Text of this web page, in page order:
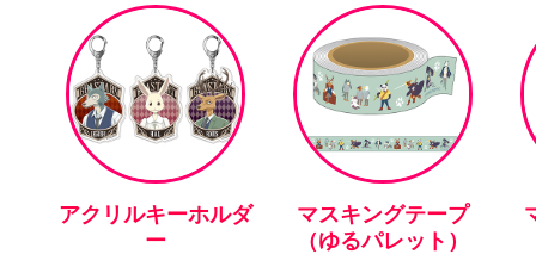
アクリルキーホルダ
ー
マスキングテープ
（ゆるパレット）